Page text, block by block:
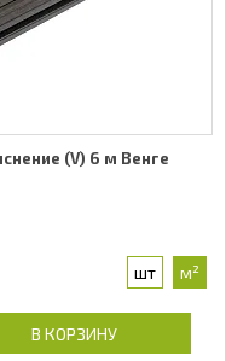
(V) 6 м Венге
шт м²
В КОРЗИНУ